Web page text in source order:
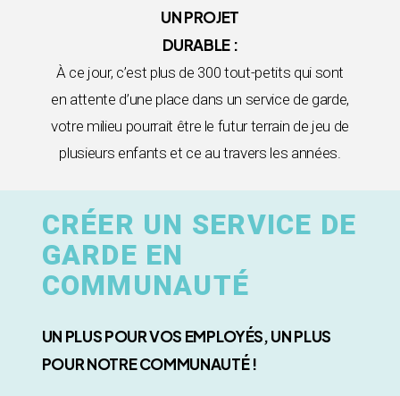
UN PROJET
DURABLE :
À ce jour, c’est plus de 300 tout-petits qui sont
en attente d’une place dans un service de garde,
votre milieu pourrait être le futur terrain de jeu de
plusieurs enfants et ce au travers les années.
CRÉER UN SERVICE DE
GARDE EN
COMMUNAUTÉ
UN PLUS POUR VOS EMPLOYÉS, UN PLUS
POUR NOTRE COMMUNAUTÉ !